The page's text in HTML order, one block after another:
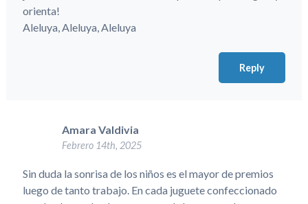
orienta!
Aleluya, Aleluya, Aleluya
Reply
Amara Valdivia
Febrero 14th, 2025
Sin duda la sonrisa de los niños es el mayor de premios
luego de tanto trabajo. En cada juguete confeccionado